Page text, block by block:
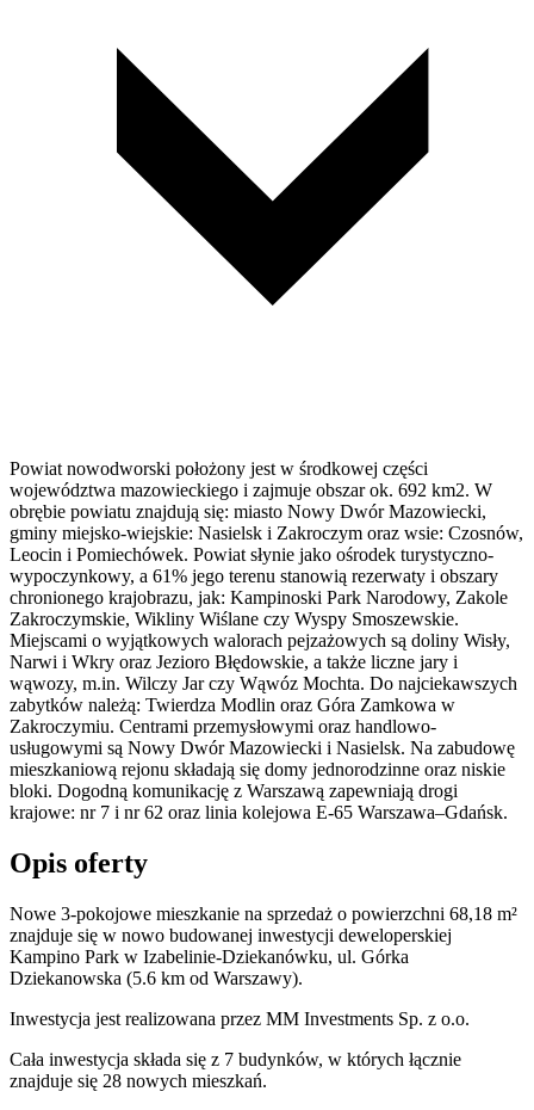
Powiat nowodworski położony jest w środkowej części
województwa mazowieckiego i zajmuje obszar ok. 692 km2. W
obrębie powiatu znajdują się: miasto Nowy Dwór Mazowiecki,
gminy miejsko-wiejskie: Nasielsk i Zakroczym oraz wsie: Czosnów,
Leocin i Pomiechówek. Powiat słynie jako ośrodek turystyczno-
wypoczynkowy, a 61% jego terenu stanowią rezerwaty i obszary
chronionego krajobrazu, jak: Kampinoski Park Narodowy, Zakole
Zakroczymskie, Wikliny Wiślane czy Wyspy Smoszewskie.
Miejscami o wyjątkowych walorach pejzażowych są doliny Wisły,
Narwi i Wkry oraz Jezioro Błędowskie, a także liczne jary i
wąwozy, m.in. Wilczy Jar czy Wąwóz Mochta. Do najciekawszych
zabytków należą: Twierdza Modlin oraz Góra Zamkowa w
Zakroczymiu. Centrami przemysłowymi oraz handlowo-
usługowymi są Nowy Dwór Mazowiecki i Nasielsk. Na zabudowę
mieszkaniową rejonu składają się domy jednorodzinne oraz niskie
bloki. Dogodną komunikację z Warszawą zapewniają drogi
krajowe: nr 7 i nr 62 oraz linia kolejowa E-65 Warszawa–Gdańsk.
Opis oferty
Nowe 3-pokojowe mieszkanie na sprzedaż o powierzchni 68,18 m²
znajduje się w nowo budowanej inwestycji deweloperskiej
Kampino Park w Izabelinie-Dziekanówku, ul. Górka
Dziekanowska (5.6 km od Warszawy).
Inwestycja jest realizowana przez MM Investments Sp. z o.o.
Cała inwestycja składa się z 7 budynków, w których łącznie
znajduje się 28 nowych mieszkań.